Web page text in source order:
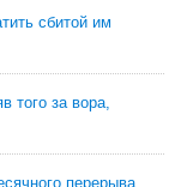
сбитой им
того за вора,
перерыва